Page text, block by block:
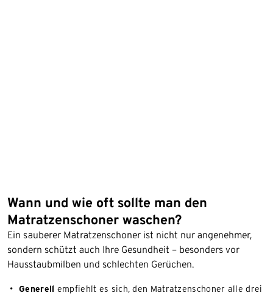
Wann und wie oft sollte man den
Matratzenschoner waschen?
Ein sauberer Matratzenschoner ist nicht nur angenehmer,
sondern schützt auch Ihre Gesundheit – besonders vor
Hausstaubmilben und schlechten Gerüchen.
Generell empfiehlt es sich, den Matratzenschoner alle drei